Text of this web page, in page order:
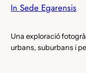
In Sede Egarensis
Una exploració
urbans, suburbans i